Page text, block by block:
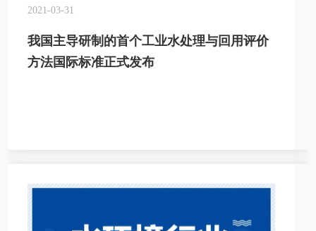
2021-03-31
我国主导研制的首个工业水处理与回用评价
方法国际标准正式发布